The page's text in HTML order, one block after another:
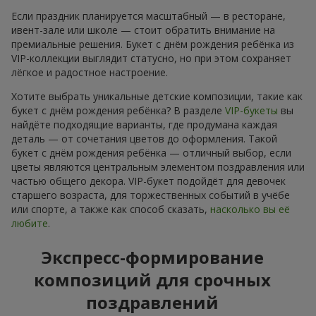
Если праздник планируется масштабный — в ресторане,
ивент-зале или школе — стоит обратить внимание на
премиальные решения. Букет с днём рождения ребёнка из
VIP-коллекции выглядит статусно, но при этом сохраняет
лёгкое и радостное настроение.
Хотите выбрать уникальные детские композиции, такие как
букет с днём рождения ребёнка? В разделе VIP-букеты вы
найдёте подходящие варианты, где продумана каждая
деталь — от сочетания цветов до оформления. Такой
букет с днём рождения ребёнка — отличный выбор, если
цветы являются центральным элементом поздравления или
частью общего декора. VIP-букет подойдёт для девочек
старшего возраста, для торжественных событий в учёбе
или спорте, а также как способ сказать, насколько вы её
любите.
Экспресс-формирование
композиций для срочных
поздравлений